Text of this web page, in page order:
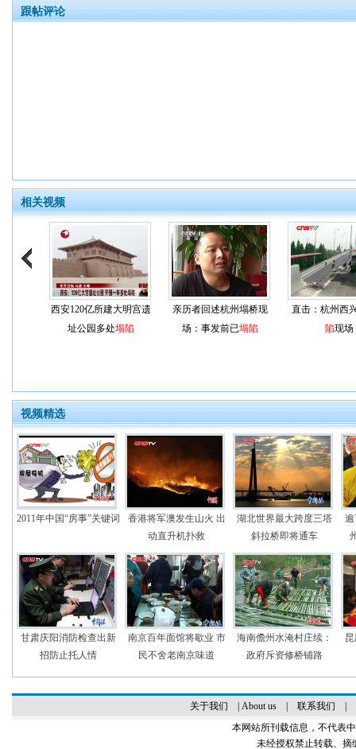
跟帖评论
相关视频
西安120亿所建大明宫遗
址公园多处塌陷
亲历者回述杭州塌桥现
场：事发前已塌陷
直击：杭州西
陷现场
视频精选
2011年中国“房事”关键词
香港将军澳发生山火 出
动直升机扑救
湖北世界最大跨度三塔
斜拉桥即将通车
甘肃庆阳消防检查出新
招防止托人情
南京百年面馆将歇业 市
民不舍老南京味道
海南儋州水淹村庄续：
政府斥资修桥铺路
关于我们 About us| 联系我们
本网站所刊载信息，不代表
未经授权禁止转载、摘